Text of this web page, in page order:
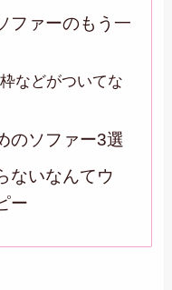
ファーのもう一
などがついてな
のソファー3選
ないなんてウ
ー